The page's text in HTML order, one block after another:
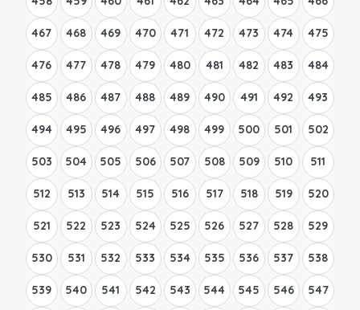
467 468 469 470 471 472 473 474 475
476 477 478 479 480 481 482 483 484
485 486 487 488 489 490 491 492 493
494 495 496 497 498 499 500 501 502
503 504 505 506 507 508 509 510 511
512 513 514 515 516 517 518 519 520
521 522 523 524 525 526 527 528 529
530 531 532 533 534 535 536 537 538
539 540 541 542 543 544 545 546 547